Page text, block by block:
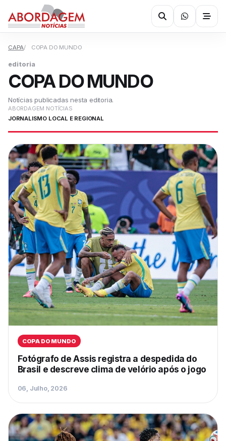
CAPA COPA DO MUNDO
editoria
COPA DO MUNDO
Notícias publicadas nesta editoria.
ABORDAGEM NOTÍCIAS
JORNALISMO LOCAL E REGIONAL
COPA DO MUNDO
Fotógrafo de Assis registra a despedida do
Brasil e descreve clima de velório após o jogo
06, Julho, 2026